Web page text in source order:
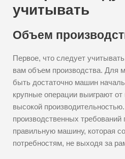
учитывать
Объем
Первое, что следует
вам объем производства. Для
быть достаточно машин
крупные операции выиграют
высокой
производственных
правильную машину, которая
потребностям, не выходя за